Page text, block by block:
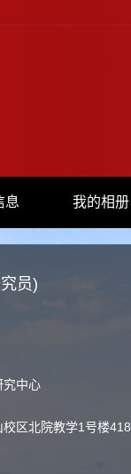
息 我的相册
员)
究中心
区北院教学1号楼418